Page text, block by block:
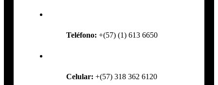
Teléfono: +(57) (1) 613 6650
Celular: +(57) 318 362 6120